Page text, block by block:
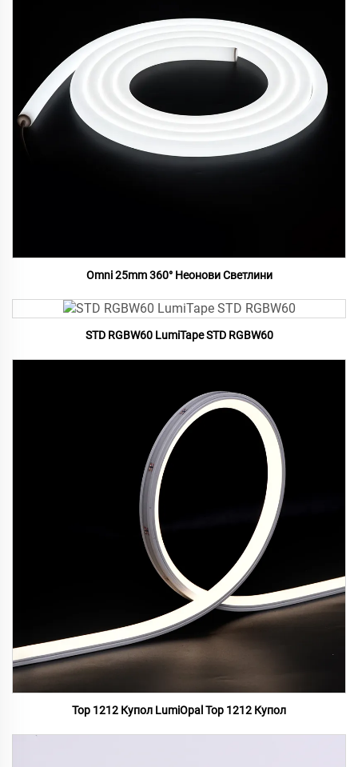
Omni 25mm 360° Неонови Светлини
STD RGBW60 LumiTape STD RGBW60
Top 1212 Купол LumiOpal Top 1212 Купол